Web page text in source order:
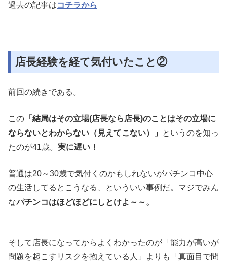
過去の記事はコチラから
店長経験を経て気付いたこと②
前回の続きである。
この 「結局はその立場(店長なら店長)のことはその立場に
ならないとわからない（見えてこない）」
というのを知っ
たのが41歳。 実に遅い！
普通は20～30歳で気付くのかもしれないがパチンコ中心
の生活してるとこうなる、といういい事例だ。マジでみん
なパチンコはほどほどにしとけよ～～。
そして店長になってからよくわかったのが「能力が高いが
問題を起こすリスクを抱えている人」よりも「真面目で問